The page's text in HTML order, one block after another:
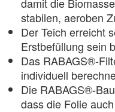
stabilen, aeroben
Der Teich erreicht
Erstbefüllung sein
Das RABAGS®-
individuell
Die RABAGS®-
dass die Folie